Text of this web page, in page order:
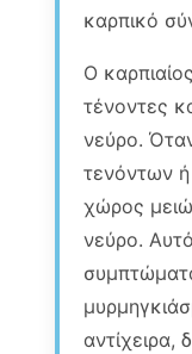
καρπικό
Ο
τένοντες
νεύρο.
τενόντων
χώρος
νεύρο.
αντίχειρα,